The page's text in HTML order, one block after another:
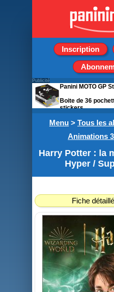
Inscription
Menu > Tous les
Animations
Harry Potter : la
Hyper /
Fiche
Publicité
Panini MOTO GP
Boite de 36
stickers